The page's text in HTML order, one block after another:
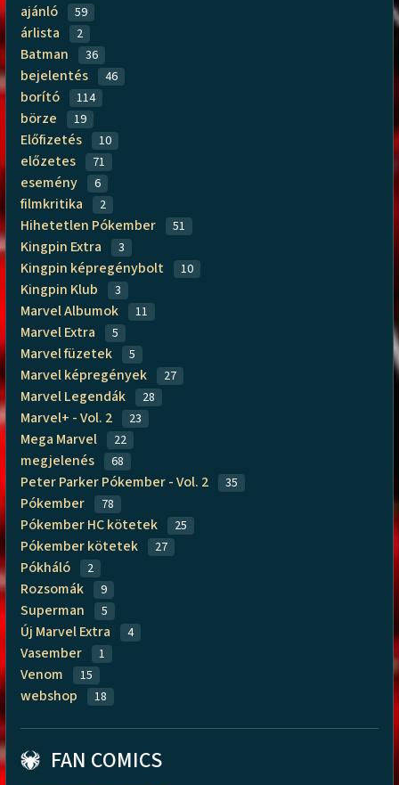
ajánló 59
árlista 2
Batman 36
bejelentés 46
borító 114
börze 19
Előfizetés 10
előzetes 71
esemény 6
filmkritika 2
Hihetetlen Pókember 51
Kingpin Extra 3
Kingpin képregénybolt 10
Kingpin Klub 3
Marvel Albumok 11
Marvel Extra 5
Marvel füzetek 5
Marvel képregények 27
Marvel Legendák 28
Marvel+ - Vol. 2 23
Mega Marvel 22
megjelenés 68
Peter Parker Pókember - Vol. 2 35
Pókember 78
Pókember HC kötetek 25
Pókember kötetek 27
Pókháló 2
Rozsomák 9
Superman 5
Új Marvel Extra 4
Vasember 1
Venom 15
webshop 18
FAN COMICS